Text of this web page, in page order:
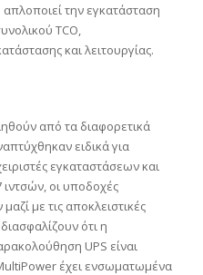
την εγκατάσταση
TCO,
και λειτουργίας.
από τα διαφορετικά
ειδικά για
εγκαταστάσεων και
οι υποδοχές
με τις αποκλειστικές
ότι η
UPS είναι
έχει ενσωματωμένα